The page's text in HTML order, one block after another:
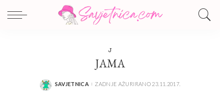
J
JAMA
POSTED
SAVJETNICA ZADNJE AŽURIRANO 23.11.2017.